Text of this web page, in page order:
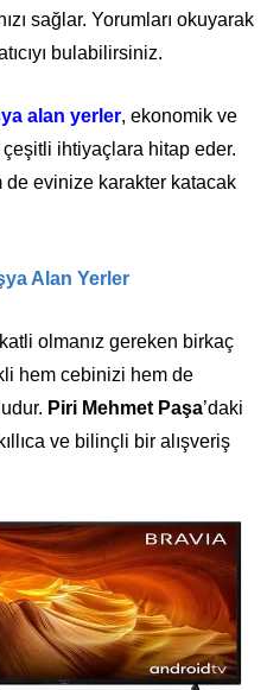
sağlar. Yorumları okuyarak
bulabilirsiniz.
alan yerler, ekonomik ve
ihtiyaçlara hitap eder.
evinize karakter katacak
Alan Yerler
olmanız gereken birkaç
hem cebinizi hem de
Piri Mehmet Paşa’daki
ve bilinçli bir alışveriş